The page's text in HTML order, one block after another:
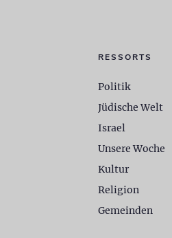
RESSORTS
Politik
Jüdische Welt
Israel
Unsere Woche
Kultur
Religion
Gemeinden